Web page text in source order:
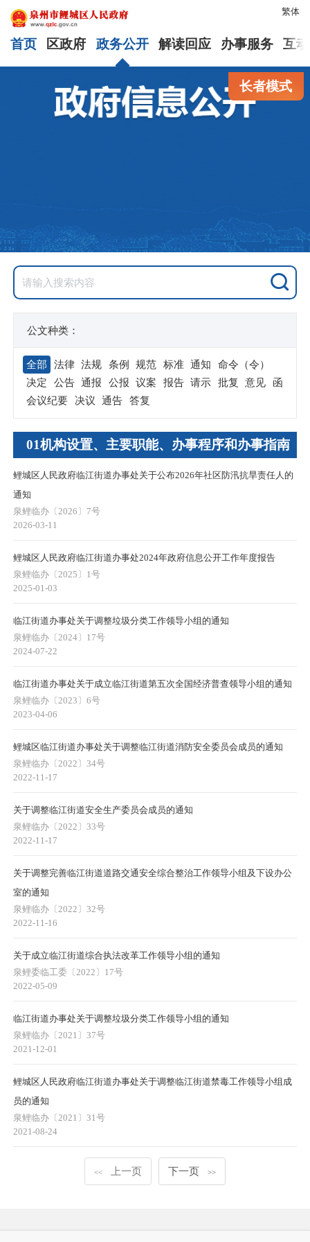
繁体
首页 区政府 政务公开 解读回应 办事服务 互
长者模式
公文种类：
全部 法律 法规 条例 规范 标准 通知
命令（令）
决定
公告 通报 公报 议案 报告 请示 批复 意见
函
会议纪要
决议 通告 答复
01机构设置、主要职能、办事程序和办事指南
鲤城区人民政府临江街道办事处关于公布2026年社区防汛抗旱责任人的
通知
泉鲤临办〔2026〕7号
2026-03-11
鲤城区人民政府临江街道办事处2024年政府信息公开工作年度报告
泉鲤临办〔2025〕1号
2025-01-03
临江街道办事处关于调整垃圾分类工作领导小组的通知
泉鲤临办〔2024〕17号
2024-07-22
临江街道办事处关于成立临江街道第五次全国经济普查领导小组的通知
泉鲤临办〔2023〕6号
2023-04-06
鲤城区临江街道办事处关于调整临江街道消防安全委员会成员的通知
泉鲤临办〔2022〕34号
2022-11-17
关于调整临江街道安全生产委员会成员的通知
泉鲤临办〔2022〕33号
2022-11-17
关于调整完善临江街道道路交通安全综合整治工作领导小组及下设办公
室的通知
泉鲤临办〔2022〕32号
2022-11-16
关于成立临江街道综合执法改革工作领导小组的通知
泉鲤委临工委〔2022〕17号
2022-05-09
临江街道办事处关于调整垃圾分类工作领导小组的通知
泉鲤临办〔2021〕37号
2021-12-01
鲤城区人民政府临江街道办事处关于调整临江街道禁毒工作领导小组成
员的通知
泉鲤临办〔2021〕31号
2021-08-24
<< 上一页 下一页 >>